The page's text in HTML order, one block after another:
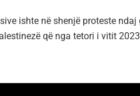
ishte në shenjë proteste
që nga tetori i vitit